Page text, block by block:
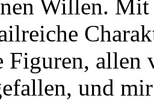
Willen.
Figuren,
und